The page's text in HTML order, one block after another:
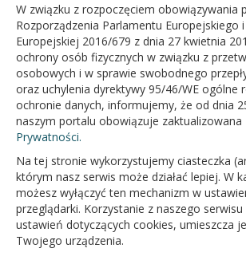
Wt 7:30 - 15:30
Śr 7:30 - 15:30
Czw 7:30 - 15:30
Pt 7:30 - 15:30
OFICJALNY SERWIS INTERNETOWY GMINY
W związku z rozpoczęciem obowiązywania
Rozporządzenia Parlamentu Europejskiego i
Europejskiej 2016/679 z dnia 27 kwietnia
ochrony osób fizycznych w związku z
osobowych i w sprawie swobodnego
oraz uchylenia dyrektywy 95/46/WE ogólne
ochronie danych, informujemy, że od dnia
naszym portalu obowiązuje zaktualizowana
Prywatności.
Na tej stronie wykorzystujemy ciasteczka
którym nasz serwis może działać lepiej. W
możesz wyłączyć ten mechanizm w
przeglądarki. Korzystanie z naszego
ustawień dotyczących cookies, umieszcza
Twojego urządzenia.